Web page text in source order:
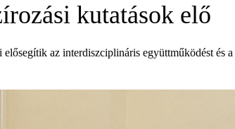
kutatások elő
az interdiszciplináris együttműködést és